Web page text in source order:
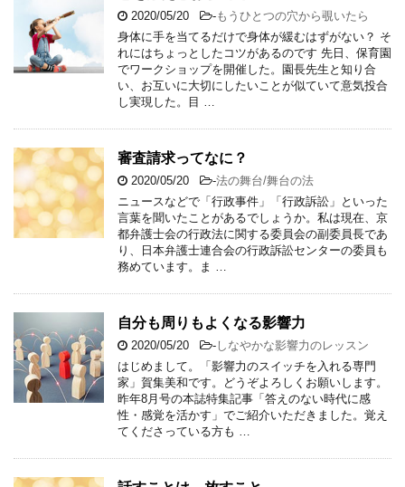
2020/05/20 -もうひとつの穴から覗いたら
身体に手を当てるだけで身体が緩むはずがない？ そ
れにはちょっとしたコツがあるのです 先日、保育園
でワークショップを開催した。園長先生と知り合
い、お互いに大切にしたいことが似ていて意気投合
し実現した。目 …
審査請求ってなに？
2020/05/20 -法の舞台/舞台の法
ニュースなどで「行政事件」「行政訴訟」といった
言葉を聞いたことがあるでしょうか。私は現在、京
都弁護士会の行政法に関する委員会の副委員長であ
り、日本弁護士連合会の行政訴訟センターの委員も
務めています。ま …
自分も周りもよくなる影響力
2020/05/20 - しなやかな影響力のレッスン
はじめまして。「影響力のスイッチを入れる専門
家」賀集美和です。どうぞよろしくお願いします。
昨年8月号の本誌特集記事「答えのない時代に感
性・感覚を活かす」でご紹介いただきました。覚え
てくださっている方も …